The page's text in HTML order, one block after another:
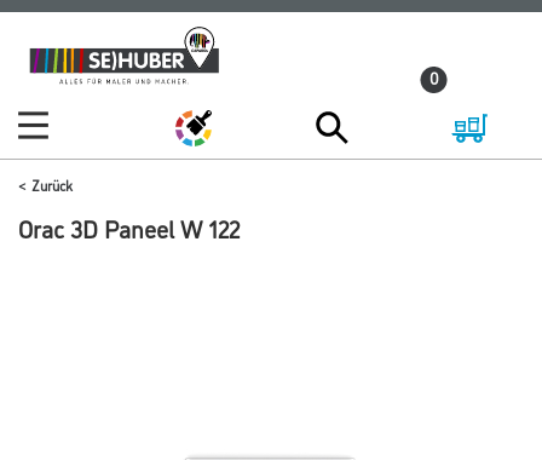
Zum
Inhalt
Zum
Navigationsmenü
0
Zurück
Orac 3D Paneel W 122